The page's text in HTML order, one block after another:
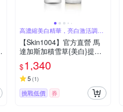
高濃縮美白精華，亮白激活調整
肌膚
【Skin1004】官方直營 馬
達加斯加積雪草{美白}提亮
組合(微粒精華液100ml+活
膚水210ml)
$1,340
5 (1)
挑戰低價 券